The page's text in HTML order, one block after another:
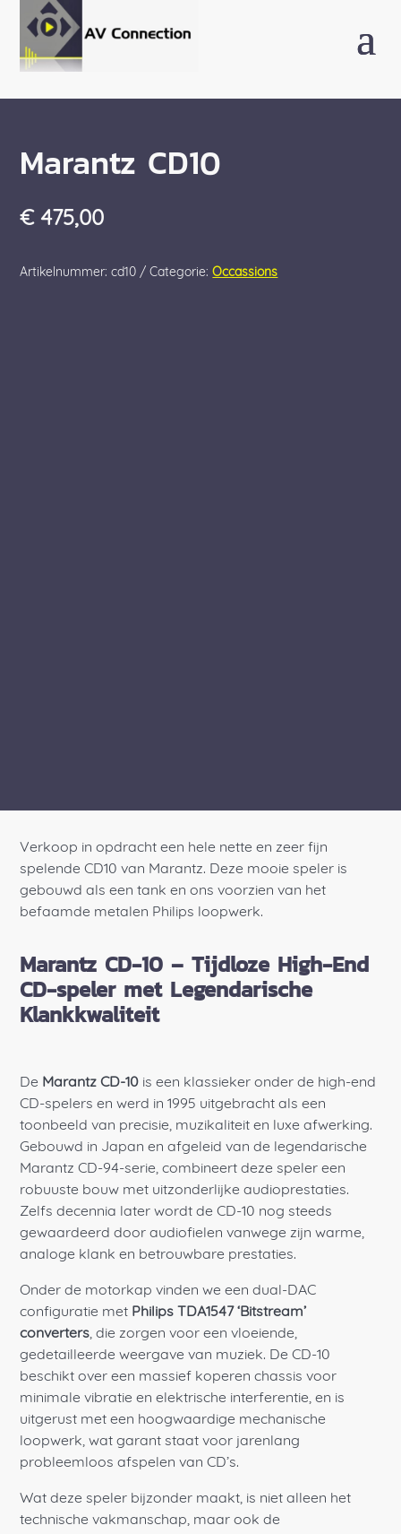
Marantz CD10
€475,00
Artikelnummer:cd10 Categorie:Occassions
Verkoop in opdracht een hele nette en zeer fijn
spelende CD10 van Marantz. Deze mooie speler is
gebouwd als een tank en ons voorzien van het
befaamde metalen Philips loopwerk.
Marantz CD-10 – Tijdloze High-End
CD-speler met Legendarische
Klankkwaliteit
De Marantz CD-10 is een klassieker onder de high-end
CD-spelers en werd in 1995 uitgebracht als een
toonbeeld van precisie, muzikaliteit en luxe afwerking.
Gebouwd in Japan en afgeleid van de legendarische
Marantz CD-94-serie, combineert deze speler een
robuuste bouw met uitzonderlijke audioprestaties.
Zelfs decennia later wordt de CD-10 nog steeds
gewaardeerd door audiofielen vanwege zijn warme,
analoge klank en betrouwbare prestaties.
Onder de motorkap vinden we een dual-DAC
configuratie met Philips TDA1547 ‘Bitstream’
converters, die zorgen voor een vloeiende,
gedetailleerde weergave van muziek. De CD-10
beschikt over een massief koperen chassis voor
minimale vibratie en elektrische interferentie, en is
uitgerust met een hoogwaardige mechanische
loopwerk, wat garant staat voor jarenlang
probleemloos afspelen van CD’s.
Wat deze speler bijzonder maakt, is niet alleen het
technische vakmanschap, maar ook de